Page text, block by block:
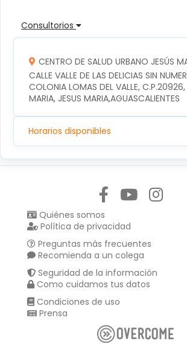
Consultorios
CENTRO DE SALUD URBANO JESÚS
CALLE VALLE DE LAS DELICIAS SIN
COLONIA LOMAS DEL VALLE, C.P.20926,
MARIA, JESUS MARIA,AGUASCALIENTES
Horarios disponibles
Quiénes somos
Política de privacidad
Preguntas más frecuentes
Recomienda a un colega
Seguridad de la información
Como cuidamos tus datos
Condiciones de uso
Prensa